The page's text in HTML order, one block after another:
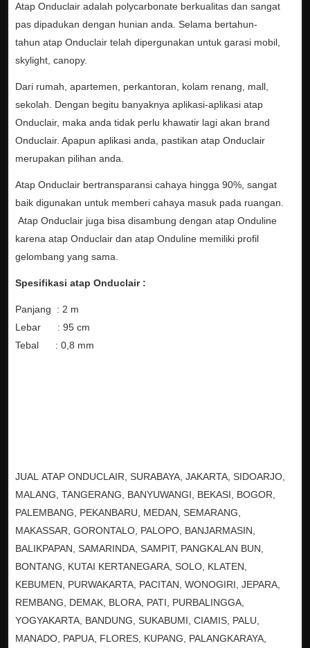
Atap Onduclair adalah polycarbonate berkualitas dan sangat
pas dipadukan dengan hunian anda. Selama bertahun-
tahun atap Onduclair telah dipergunakan untuk garasi mobil,
skylight, canopy.
Dari rumah, apartemen, perkantoran, kolam renang, mall,
sekolah. Dengan begitu banyaknya aplikasi-aplikasi atap
Onduclair, maka anda tidak perlu khawatir lagi akan brand
Onduclair. Apapun aplikasi anda, pastikan atap Onduclair
merupakan pilihan anda.
Atap Onduclair bertransparansi cahaya hingga 90%, sangat
baik digunakan untuk memberi cahaya masuk pada ruangan.
Atap Onduclair juga bisa disambung dengan atap Onduline
karena atap Onduclair dan atap Onduline memiliki profil
gelombang yang sama.
Spesifikasi atap Onduclair :
Panjang : 2 m
Lebar : 95 cm
Tebal : 0,8 mm
JUAL ATAP ONDUCLAIR, SURABAYA, JAKARTA, SIDOARJO,
MALANG, TANGERANG, BANYUWANGI, BEKASI, BOGOR,
PALEMBANG, PEKANBARU, MEDAN, SEMARANG,
MAKASSAR, GORONTALO, PALOPO, BANJARMASIN,
BALIKPAPAN, SAMARINDA, SAMPIT, PANGKALAN BUN,
BONTANG, KUTAI KERTANEGARA, SOLO, KLATEN,
KEBUMEN, PURWAKARTA, PACITAN, WONOGIRI, JEPARA,
REMBANG, DEMAK, BLORA, PATI, PURBALINGGA,
YOGYAKARTA, BANDUNG, SUKABUMI, CIAMIS, PALU,
MANADO, PAPUA, FLORES, KUPANG, PALANGKARAYA,